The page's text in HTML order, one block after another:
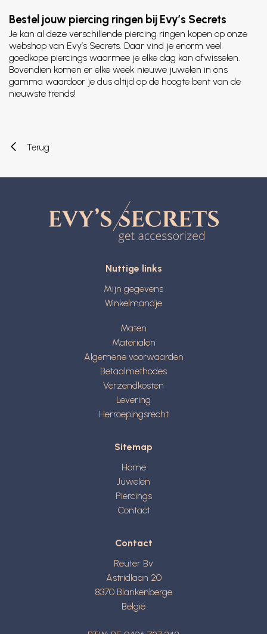
Bestel jouw piercing ringen bij Evy’s Secrets
Je kan al deze verschillende piercing ringen kopen op onze
webshop van Evy’s Secrets. Daar vind je enorm veel
goedkope piercings waarmee je elke dag kan afwisselen.
Bovendien komen er elke week nieuwe juwelen in ons
gamma waardoor je dus altijd op de hoogte bent van de
nieuwste trends!
Terug
Nuttige links
Mijn gegevens
Winkelmandje
Maten
Materialen
Algemene voorwaarden
Betaalmethodes
Verzendkosten
Levering
Herroepingsrecht
Sitemap
Home
Juwelen
Piercings
Contact
Contact
Reuter Bv
Astridlaan 20
8370 Blankenberge
België